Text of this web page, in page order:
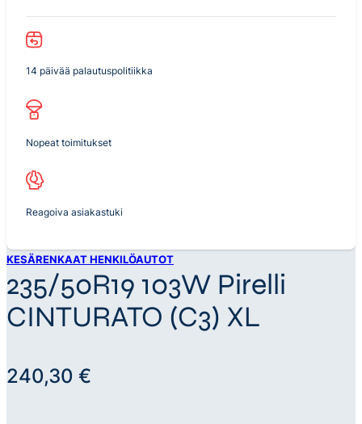
14 päivää palautuspolitiikka
Nopeat toimitukset
Reagoiva asiakastuki
KESÄRENKAAT HENKILÖAUTOT
235/50R19 103W Pirelli
CINTURATO (C3) XL
240,30 €